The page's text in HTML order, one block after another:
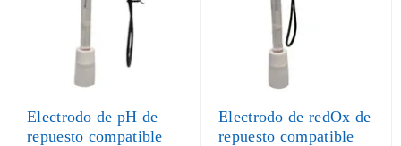
Electrodo de pH de
repuesto compatible
Electrodo de redOx de
repuesto compatible